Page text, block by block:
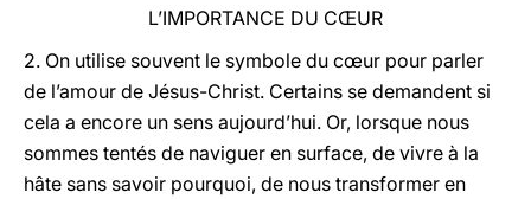
L’IMPORTANCE DU CŒUR
2. On utilise souvent le symbole du cœur pour parler
de l’amour de Jésus-Christ. Certains se demandent si
cela a encore un sens aujourd’hui. Or, lorsque nous
sommes tentés de naviguer en surface, de vivre à la
hâte sans savoir pourquoi, de nous transformer en